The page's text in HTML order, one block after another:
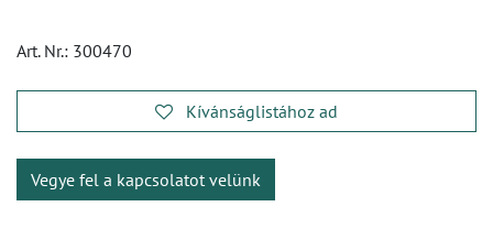
Art. Nr.: 300470
Kívánságlistához ad
Vegye fel a kapcsolatot velünk